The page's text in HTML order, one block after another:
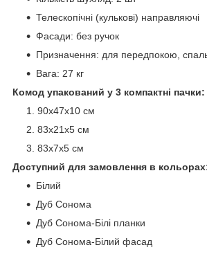
Телескопічні (кулькові) направляючі
Фасади: без ручок
Призначення: для передпокою,
Вага: 27 кг
Комод упакований у 3 компактні пачки:
90х47х10 см
83х21х5 см
83х7х5 см
Доступний для замовлення в
Білий
Дуб Сонома
Дуб Сонома-Білі планки
Дуб Сонома-Білий фасад